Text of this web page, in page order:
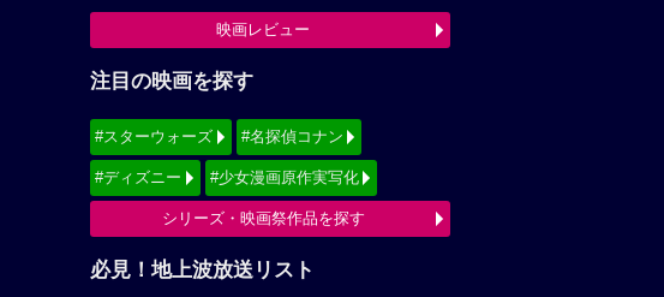
映画レビュー
注目の映画を探す
#スターウォーズ #名探偵コナン
#ディズニー #少女漫画原作実写化
シリーズ・映画祭作品を探す
必見！地上波放送リスト